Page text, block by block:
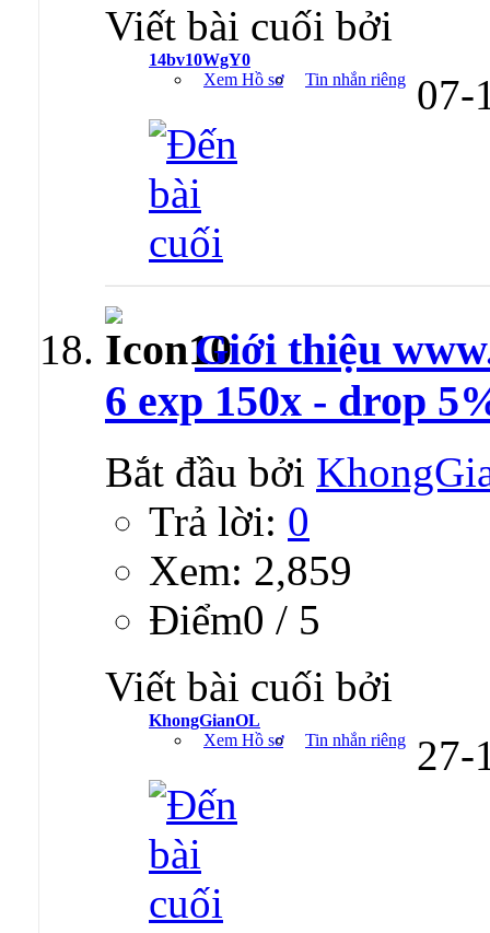
Viết bài cuối bởi
14bv10WgY0
Xem Hồ sơ
Tin nhắn riêng 07-
Giới thiệu
6 exp 150x - drop
Bắt đầu bởi
Trả lời: 0
Xem: 2,859
Ðiểm0 / 5
Viết bài cuối bởi
KhongGianOL
Xem Hồ sơ
Tin nhắn riêng 27-